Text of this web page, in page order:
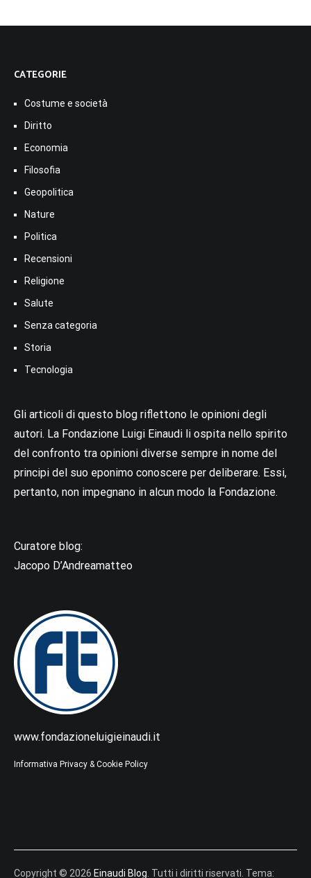
CATEGORIE
Costume e società
Diritto
Economia
Filosofia
Geopolitica
Nature
Politica
Recensioni
Religione
Salute
Senza categoria
Storia
Tecnologia
Gli articoli di questo blog riflettono le opinioni degli
autori. La Fondazione Luigi Einaudi li ospita nello spirito
del confronto tra opinioni diverse sempre in nome del
principi del suo eponimo conoscere per deliberare. Essi,
pertanto, non impegnano in alcun modo la Fondazione.
Curatore blog:
Jacopo D’Andreamatteo
www.fondazioneluigieinaudi.it
Informativa Privacy & Cookie Policy
Copyright © 2026 Einaudi Blog. Tutti i diritti riservati. Tema: